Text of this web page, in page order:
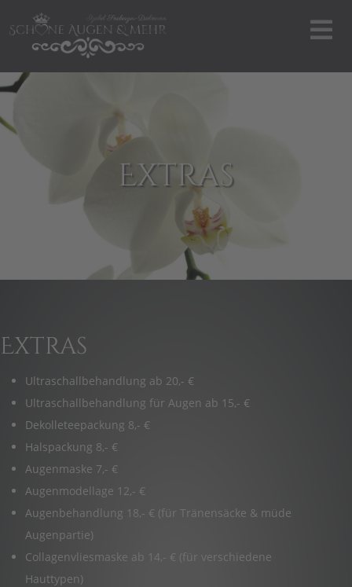
Extras
Extras
Ultraschallbehandlung ab 20,- €
Ultraschallbehandlung für Augen ab 15,- €
Dekolleteepackung 8,- €
Halspackung 8,- €
Augenmaske 7,- €
Augenmodellage 12,- €
Augenbehandlung 18,- € (für Tränensäcke & müde
Augenpartie)
Collagenvliesmaske ab 14,- € (für verschiedene
Hauttypen)